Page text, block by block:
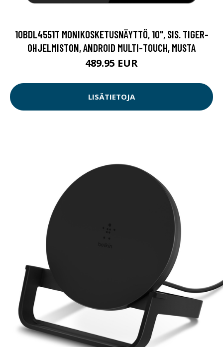
10BDL4551T MONIKOSKETUSNÄYTTÖ, 10", SIS. TIGER-
OHJELMISTON, ANDROID MULTI-TOUCH, MUSTA
489.95 EUR
LISÄTIETOJA